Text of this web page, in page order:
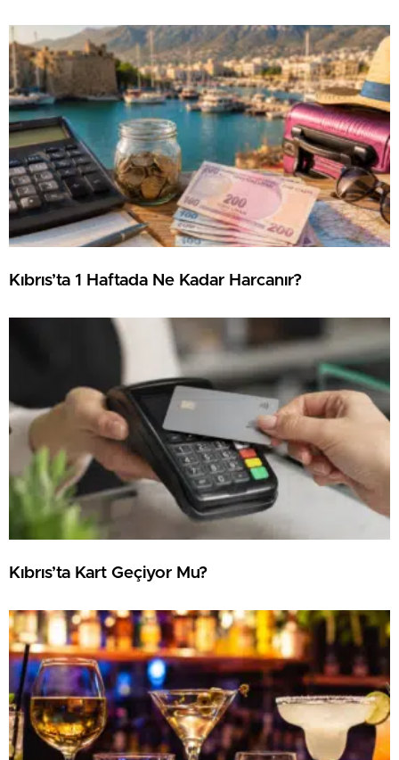
Kıbrıs’ta 1 Haftada Ne Kadar Harcanır?
Kıbrıs’ta Kart Geçiyor Mu?